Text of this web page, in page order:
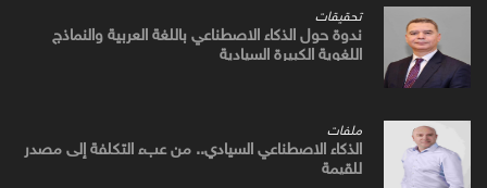
تحقيقات
ندوة حول الذكاء الاصطناعي باللغة العربية والنماذج
اللغوية الكبيرة السيادية
ملفات
الذكاء الاصطناعي السيادي.. من عبء التكلفة إلى مصدر
للقيمة